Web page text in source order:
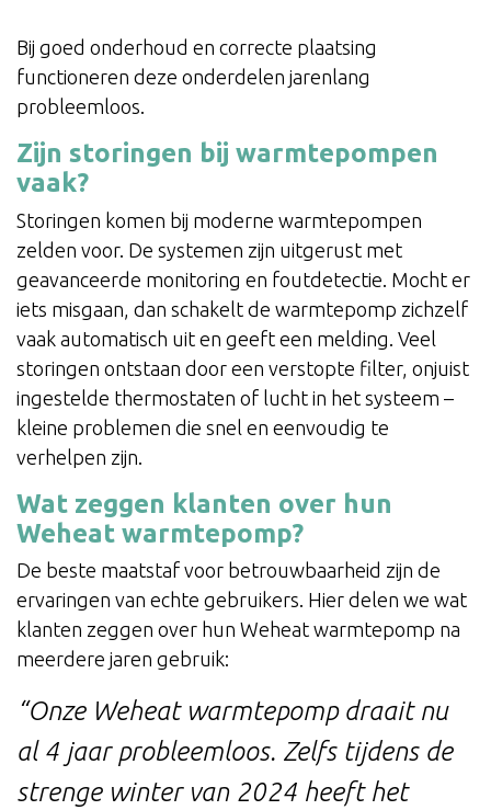
Bij goed onderhoud en correcte plaatsing
functioneren deze onderdelen jarenlang
probleemloos.
Zijn storingen bij warmtepompen
vaak?
Storingen komen bij moderne warmtepompen
zelden voor. De systemen zijn uitgerust met
geavanceerde monitoring en foutdetectie. Mocht er
iets misgaan, dan schakelt de warmtepomp zichzelf
vaak automatisch uit en geeft een melding. Veel
storingen ontstaan door een verstopte filter, onjuist
ingestelde thermostaten of lucht in het systeem –
kleine problemen die snel en eenvoudig te
verhelpen zijn.
Wat zeggen klanten over hun
Weheat warmtepomp?
De beste maatstaf voor betrouwbaarheid zijn de
ervaringen van echte gebruikers. Hier delen we wat
klanten zeggen over hun Weheat warmtepomp na
meerdere jaren gebruik:
“Onze Weheat warmtepomp draait nu
al 4 jaar probleemloos. Zelfs tijdens de
strenge winter van 2024 heeft het